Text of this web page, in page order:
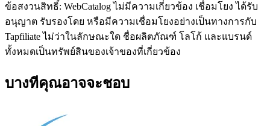
ข้อสงวนสิทธิ์: WebCatalog ไม่มีความเกี่ยวข้อง เชื่อมโยง ได้รับ
อนุญาต รับรองโดย หรือมีความเชื่อมโยงอย่างเป็นทางการกับ
Tapfiliate ไม่ว่าในลักษณะใด ชื่อผลิตภัณฑ์ โลโก้ และแบรนด์
ทั้งหมดเป็นทรัพย์สินของเจ้าของที่เกี่ยวข้อง
บางทีคุณอาจจะชอบ